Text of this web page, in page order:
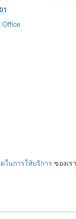
Office
ในการให้บริการ ของเรา